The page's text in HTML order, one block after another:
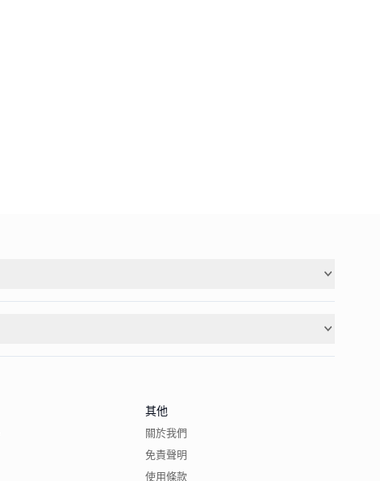
其他
關於我們
免責聲明
使用條款